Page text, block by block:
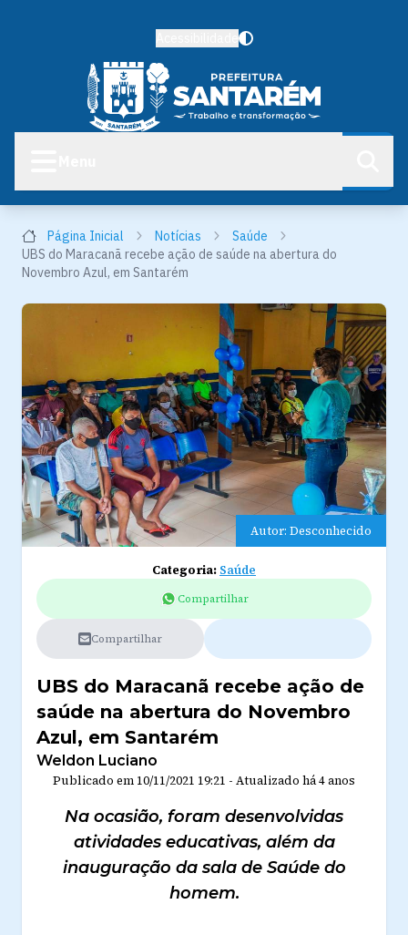
Página Inicial Notícias
Saúde
UBS do Maracanã recebe ação de saúde na abertura do
Novembro Azul, em Santarém
Autor: Desconhecido
Categoria: Saúde
Compartilhar
Compartilhar
UBS do Maracanã recebe ação de
saúde na abertura do Novembro
Azul, em Santarém
Weldon Luciano
Publicado em 10/11/2021 19:21 - Atualizado há 4 anos
Na ocasião, foram desenvolvidas
atividades educativas, além da
inauguração da sala de Saúde do
homem.